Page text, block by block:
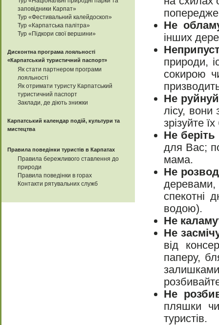
заповідники Карпат»
Тур «Фестивальний калейдоскоп»
Тур «Карпатська палітра»
Тур «Підкори свої вершини»
Дисконтна програма лояльності
«Карпатський туристичний паспорт»
Як стати партнером програми
лояльності
Як отримати туристу Карпатський
туристичний паспорт
Заклади, де діють знижки
Карпатський календар подій, культури та
мистецтва
Правила поведінки туристів в Карпатах
Правила бережливого ставлення до
природи
Правила поведінки в горах
Контакти рятувальних служб
Не
інших
природи,
сокирою
Не
лісу, вони
зрізуйте
Не
для Вас;
мама.
Не
спекотні
водою).
Не
Не
від
паперу,
Не
пляшки
туристів.